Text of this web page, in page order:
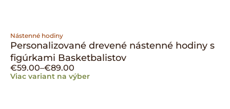
Nástenné hodiny
Personalizované drevené nástenné hodiny s
figúrkami Basketbalistov
€59.00–€89.00
Viac variant na výber